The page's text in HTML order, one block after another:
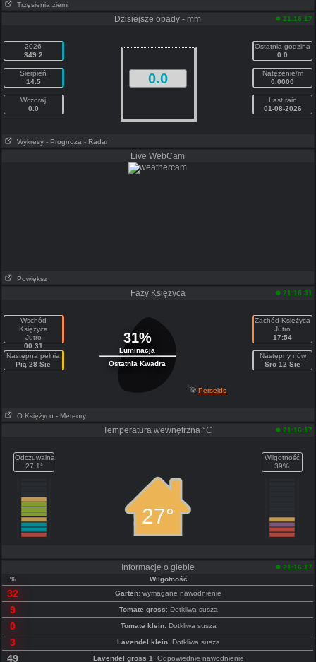
Trzęsienia ziemi
Dzisiejsze opady - mm 21:16:17
2026
349.2
Sierpień
14.5
Wczoraj
0.0
0.0
Ostatnia godzina
0.0
Natężenie/m
0.0000
Last rain
01-08-2026
Wykresy - Prognoza - Radar
Live WebCam
Powiększ
Fazy Księżyca 21:16:31
Wschód
Księżyca
Jutro
00:31
Następna pełnia
Pią 28 Sie
31%
Luminacja
Ostatnia Kwadra
Zachód Księżyca
Jutro
17:54
Następny nów
Śro 12 Sie
Perseids
O Księżycu - Meteory
Temperatura wewnętrzna °C 21:16:17
Odczuwalna
27.1°
27°
Wilgotność
39%
Informacje o glebie
21:16:17
%
Wilgotność
32 Garten: wymagane nawodnienie
9 Tomate gross: Dotkliwa susza
0 Tomate klein: Dotkliwa susza
3 Lavendel klein: Dotkliwa susza
49 Lavendel gross 1 : Odpowiednie nawodnienie